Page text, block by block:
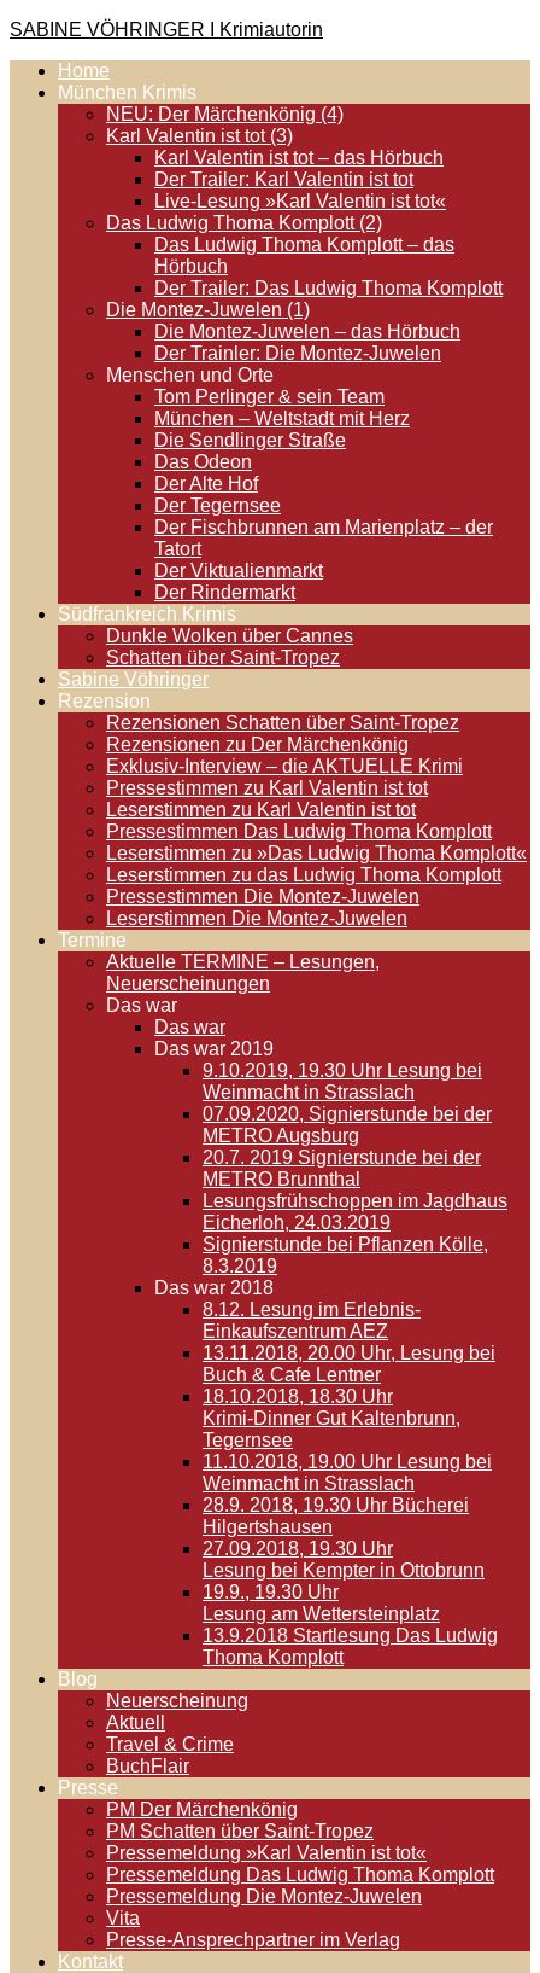
Zum
springen
SABINE VÖHRINGER I Krimiautorin
Krimis, bei denen das universell Menschliche im Vordergrund
steht. Spielen zentral in der Münchner Altstadt.
Home
München Krimis
NEU: Der Märchenkönig (4)
Karl Valentin ist tot (3)
Karl Valentin ist tot – das Hörbuch
Der Trailer: Karl Valentin ist tot
Live-Lesung »Karl Valentin ist tot«
Das Ludwig Thoma Komplott (2)
Das Ludwig Thoma Komplott – das
Hörbuch
Der Trailer: Das Ludwig Thoma Komplott
Die Montez-Juwelen (1)
Die Montez-Juwelen – das Hörbuch
Der Trainler: Die Montez-Juwelen
Menschen und Orte
Tom Perlinger & sein Team
München – Weltstadt mit Herz
Die Sendlinger Straße
Das Odeon
Der Alte Hof
Der Tegernsee
Der Fischbrunnen am Marienplatz – der
Tatort
Der Viktualienmarkt
Der Rindermarkt
Südfrankreich Krimis
Dunkle Wolken über Cannes
Schatten über Saint-Tropez
Sabine Vöhringer
Rezension
Rezensionen Schatten über Saint-Tropez
Rezensionen zu Der Märchenkönig
Exklusiv-Interview – die AKTUELLE Krimi
Pressestimmen zu Karl Valentin ist tot
Leserstimmen zu Karl Valentin ist tot
Pressestimmen Das Ludwig Thoma Komplott
Leserstimmen zu »Das Ludwig Thoma Komplott«
Leserstimmen zu das Ludwig Thoma Komplott
Pressestimmen Die Montez-Juwelen
Leserstimmen Die Montez-Juwelen
Termine
Aktuelle TERMINE – Lesungen,
Neuerscheinungen
Das war
Das war
Das war 2019
9.10.2019, 19.30 Uhr Lesung bei
Weinmacht in Strasslach
07.09.2020, Signierstunde bei der
METRO Augsburg
20.7. 2019 Signierstunde bei der
METRO Brunnthal
Lesungsfrühschoppen im Jagdhaus
Eicherloh, 24.03.2019
Signierstunde bei Pflanzen Kölle,
8.3.2019
Das war 2018
8.12. Lesung im Erlebnis-
Einkaufszentrum AEZ
13.11.2018, 20.00 Uhr, Lesung bei
Buch & Cafe Lentner
18.10.2018, 18.30 Uhr
Krimi-Dinner Gut Kaltenbrunn,
Tegernsee
11.10.2018, 19.00 Uhr Lesung bei
Weinmacht in Strasslach
28.9. 2018, 19.30 Uhr Bücherei
Hilgertshausen
27.09.2018, 19.30 Uhr
Lesung bei Kempter in Ottobrunn
19.9., 19.30 Uhr
Lesung am Wettersteinplatz
13.9.2018 Startlesung Das Ludwig
Thoma Komplott
Blog
Neuerscheinung
Aktuell
Travel & Crime
BuchFlair
Presse
PM Der Märchenkönig
PM Schatten über Saint-Tropez
Pressemeldung »Karl Valentin ist tot«
Pressemeldung Das Ludwig Thoma Komplott
Pressemeldung Die Montez-Juwelen
Vita
Presse-Ansprechpartner im Verlag
Kontakt